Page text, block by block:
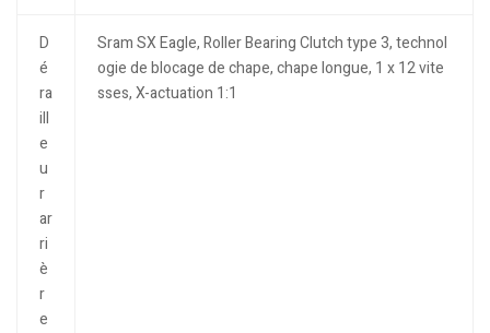
D
é
ra
ill
e
u
r
ar
ri
è
r
e
Sram SX Eagle, Roller Bearing Clutch type 3, technol
ogie de blocage de chape, chape longue, 1 x 12 vite
sses, X-actuation 1:1